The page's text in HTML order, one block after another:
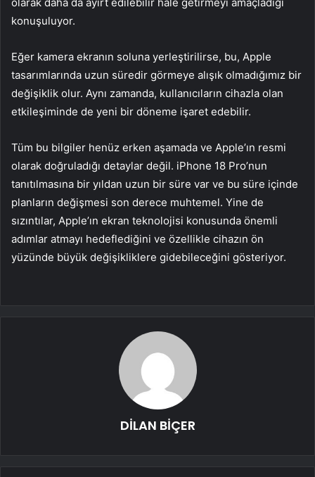
konuşuluyor.
Eğer kamera ekranın soluna yerleştirilirse, bu, Apple
tasarımlarında uzun süredir görmeye alışık olmadığımız bir
değişiklik olur. Aynı zamanda, kullanıcıların cihazla olan
etkileşiminde de yeni bir döneme işaret edebilir.
Tüm bu bilgiler henüz erken aşamada ve Apple’ın resmi
olarak doğruladığı detaylar değil. iPhone 18 Pro’nun
tanıtılmasına bir yıldan uzun bir süre var ve bu süre içinde
planların değişmesi son derece muhtemel. Yine de
sızıntılar, Apple’ın ekran teknolojisi konusunda önemli
adımlar atmayı hedeflediğini ve özellikle cihazın ön
yüzünde büyük değişikliklere gidebileceğini gösteriyor.
DİLAN BİÇER